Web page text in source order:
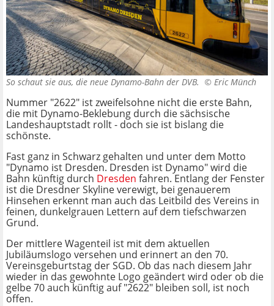
So schaut sie aus, die neue Dynamo-Bahn der DVB. © Eric Münch
Nummer "2622" ist zweifelsohne nicht die erste Bahn,
die mit Dynamo-Beklebung durch die sächsische
Landeshauptstadt rollt - doch sie ist bislang die
schönste.
Fast ganz in Schwarz gehalten und unter dem Motto
"Dynamo ist Dresden. Dresden ist Dynamo" wird die
Bahn künftig durch Dresden fahren. Entlang der Fenster
ist die Dresdner Skyline verewigt, bei genauerem
Hinsehen erkennt man auch das Leitbild des Vereins in
feinen, dunkelgrauen Lettern auf dem tiefschwarzen
Grund.
Der mittlere Wagenteil ist mit dem aktuellen
Jubiläumslogo versehen und erinnert an den 70.
Vereinsgeburtstag der SGD. Ob das nach diesem Jahr
wieder in das gewohnte Logo geändert wird oder ob die
gelbe 70 auch künftig auf "2622" bleiben soll, ist noch
offen.